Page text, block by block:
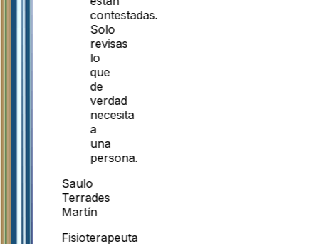
contestadas.
Solo
revisas
lo
que
de
verdad
necesita
a
una
persona.
Saulo
Terrades
Martín
Fisioterapeuta